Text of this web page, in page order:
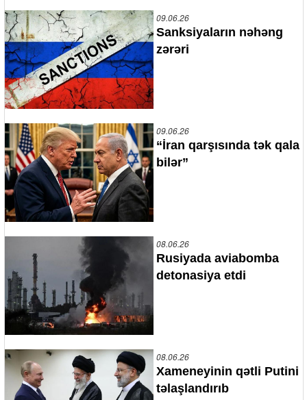
09.06.26
Sanksiyaların nəhəng
zərəri
09.06.26
“İran qarşısında tək qala
bilər”
08.06.26
Rusiyada aviabomba
detonasiya etdi
08.06.26
Xameneyinin qətli Putini
təlaşlandırıb